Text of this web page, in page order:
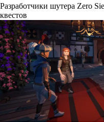
Разработчики шутера Zero
квестов